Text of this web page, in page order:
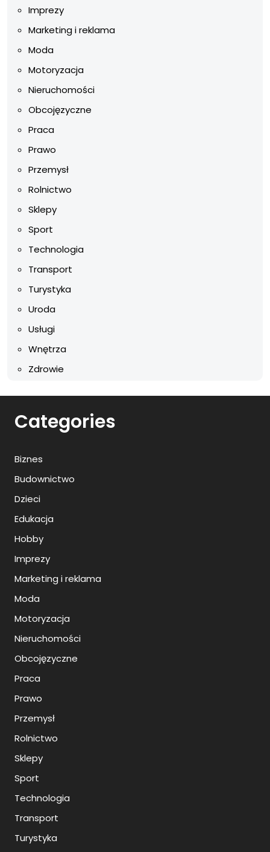
Imprezy
Marketing i reklama
Moda
Motoryzacja
Nieruchomości
Obcojęzyczne
Praca
Prawo
Przemysł
Rolnictwo
Sklepy
Sport
Technologia
Transport
Turystyka
Uroda
Usługi
Wnętrza
Zdrowie
Categories
Biznes
Budownictwo
Dzieci
Edukacja
Hobby
Imprezy
Marketing i reklama
Moda
Motoryzacja
Nieruchomości
Obcojęzyczne
Praca
Prawo
Przemysł
Rolnictwo
Sklepy
Sport
Technologia
Transport
Turystyka